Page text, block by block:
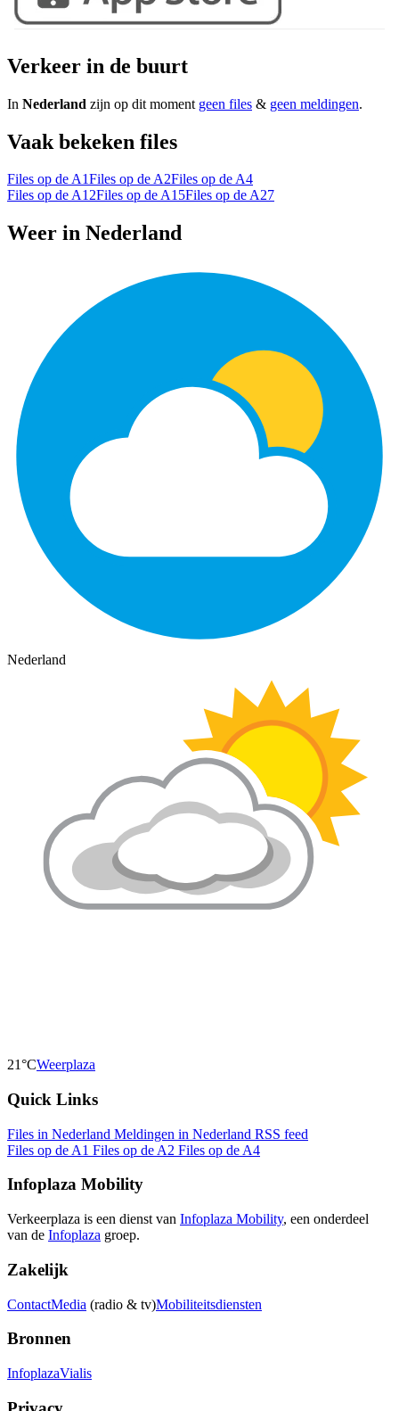
Verkeer in de buurt
In Nederland zijn op dit moment geen files & geen meldingen.
Vaak bekeken files
Files op de A1Files op de A2Files op de A4
Files op de A12Files op de A15Files op de A27
Weer in Nederland
Nederland
21°CWeerplaza
Quick Links
Files in Nederland Meldingen in Nederland RSS feed
Files op de A1 Files op de A2 Files op de A4
Infoplaza Mobility
Verkeerplaza is een dienst van Infoplaza Mobility, een onderdeel
van de Infoplaza groep.
Zakelijk
ContactMedia (radio & tv)Mobiliteitsdiensten
Bronnen
InfoplazaVialis